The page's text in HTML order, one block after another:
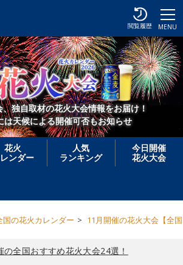
MENU
閲覧履歴
独自取材の花火大会情報をお届け！
は天候による開催可否もお知らせ
花火
ンダー
人気
ランキング
今日開催
花火大会
国の花火カレンダー 11月開催の花火大会【全
の全国おすすめ花火大会24選！